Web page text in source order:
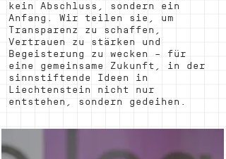
kein Abschluss, sondern ein
Anfang. Wir teilen sie, um
Transparenz zu schaffen,
Vertrauen zu stärken und
Begeisterung zu wecken – für
eine gemeinsame Zukunft, in der
sinnstifte nde Ideen in
Liechtenstein nicht nur
entstehen, sondern gedeihen.